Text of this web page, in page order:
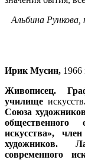
Альбина
Ирик Мусин, 1966
Живописец.
училище искусств
Союза
общественного
искусства»,
художников.
современного